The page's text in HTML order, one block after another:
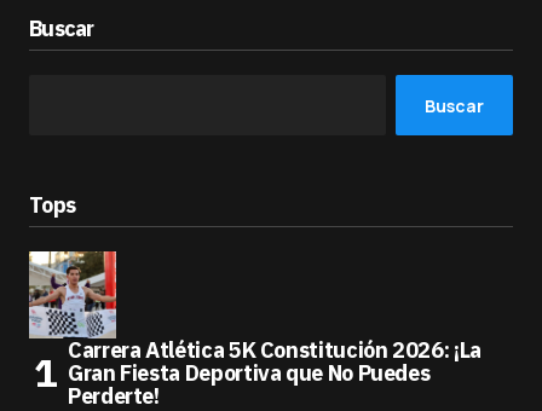
Buscar
Buscar
Tops
Carrera Atlética 5K Constitución 2026: ¡La
Gran Fiesta Deportiva que No Puedes
Perderte!